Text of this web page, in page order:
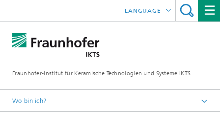
Fraunhofer-Institut für Keramische Technologien und Systeme IKTS
LANGUAGE
ČESKÝ
Wo bin ich?